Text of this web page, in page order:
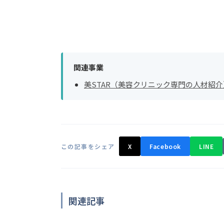
関連事業
美STAR（美容クリニック専門の人材紹介
この記事をシェア X Facebook LINE
関連記事